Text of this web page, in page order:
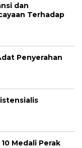
dan
Terhadap
Penyerahan
Medali Perak